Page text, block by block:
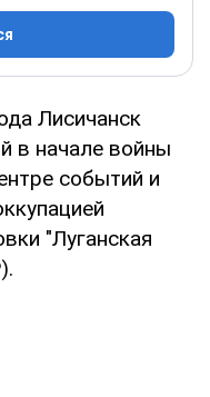
Лисичанск
в начале войны
событий и
"Луганская